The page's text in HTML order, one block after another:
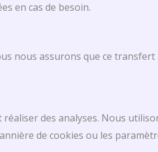
en cas de besoin.
nous assurons que ce
des analyses. Nous
de cookies ou les